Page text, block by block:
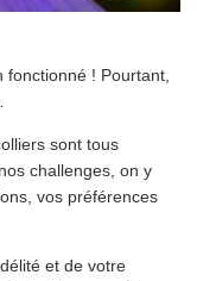
! Pourtant,
sont tous
challenges, on y
vos préférences
et de votre